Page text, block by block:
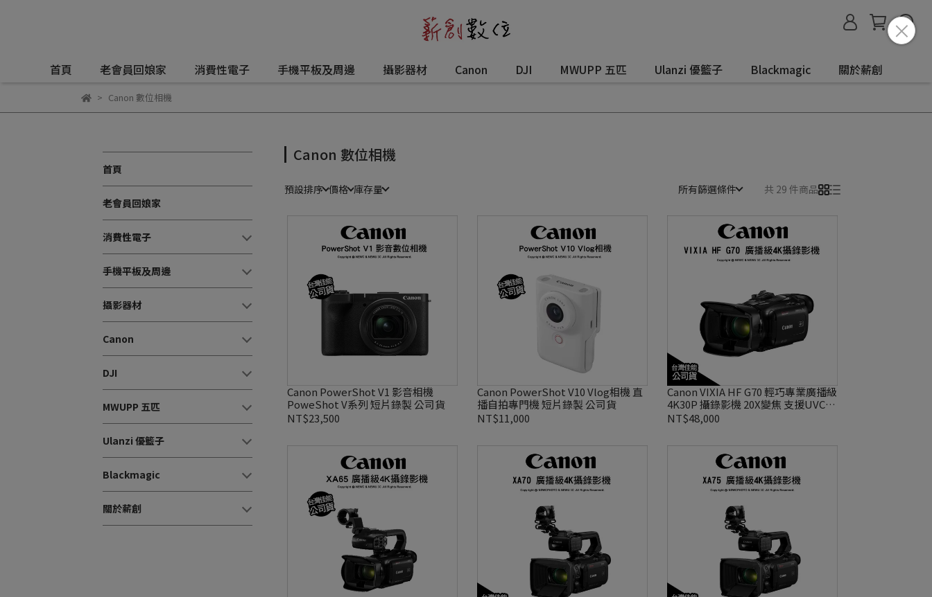
首頁 老會員回娘家 消費性電子 手機平板及周邊 攝影器材 Canon DJI MWUPP 五匹 Ulanzi 優籃子 Blackmagic 關於薪創
Canon 數位相機
首頁
老會員回娘家
消費性電子
手機平板及周邊
攝影器材
Canon
DJI
MWUPP 五匹
Ulanzi 優籃子
Blackmagic
關於薪創
Canon 數位相機
預設排序 價格 庫存量 所有篩選條件 共 29 件商品
Canon PowerShot V1 影音相機
PoweShot V系列 短片錄製 公司貨
NT$23,500
Canon PowerShot V10 Vlog相機 直
播自拍專門機 短片錄製 公司貨
NT$11,000
Canon VIXIA HF G70 輕巧專業廣播級
4K30P 攝錄影機 20X變焦 支援UVC直
播 台灣佳能公司貨
NT$48,000